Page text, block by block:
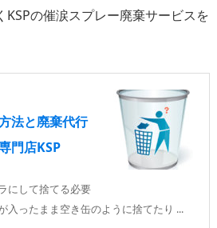
KSPの催涙スプレー廃棄サービスを
法と廃棄代行
門店KSP
にして捨てる必要
入ったまま空き缶のように捨てたり ...